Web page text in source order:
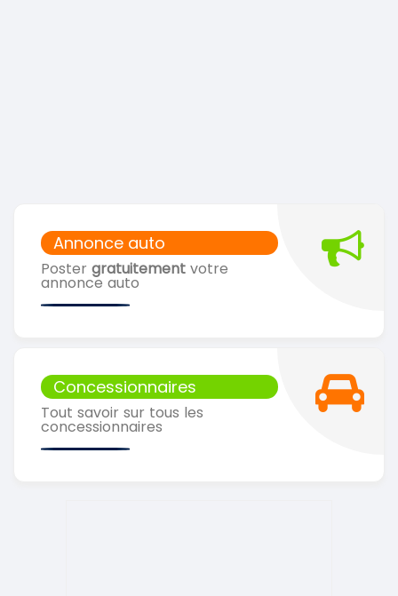
Annonce auto
Poster gratuitement votre
annonce auto
Concessionnaires
Tout savoir sur tous les
concessionnaires